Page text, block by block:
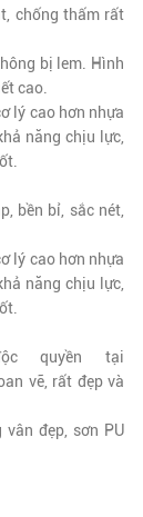
chống thấm rất
bị lem. Hình
cao.
lý cao hơn nhựa
năng chịu lực,
bền bỉ, sắc nét,
lý cao hơn nhựa
năng chịu lực,
quyền tại
vẽ, rất đẹp và
đẹp, sơn PU